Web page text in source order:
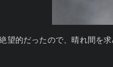
望的だったので、晴れ間を